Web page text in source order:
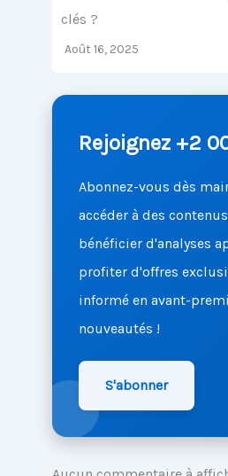
clés ?
Août 16, 2025
Rejoignez +2
Abonnez-vous dès
accéder à des
bénéficier d'analyses
profiter d'offres
informé en avant-
nouveautés !
S'abonner